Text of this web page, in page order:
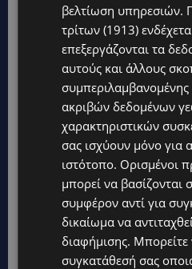
UPDATES
ΑΛΕΞΙΑ ΠΟΤΑΜΙΤΟΥ: Από την
κοινωνική προσφορά –
Κοινωνικής Πρόνοιας στον ΔΗΣΥ
UPDATES
44ο ΦΕΣΤΙΒΑΛ ΛΕΥΚΑΡΩΝ: «Ο
– Η ξεχωριστή τιμή που
UPDATES
ΜΑΚΑΡΙΟΣ ΔΡΟΥΣΙΩΤΗΣ: Ζητά τη
δικαστικά έξοδα-Τι λέει ο
ΝΙΚΟΣ ΚΑΖΑΝΤΖΑΚΗΣ: Γιατί το
βελτίωση υπηρεσιών.
τρίτων (1913)
επεξεργάζονται τα
αυτούς και άλλους
ακριβών δεδομένων
χαρακτηριστικών
σας ισχύουν μόνο για
ιστότοπο. Ορισμένοι
μπορεί να βασίζονται
συμφέρον αντί για
δικαίωμα να
διαφήμισης. Μπορείτε
συγκατάθεσή σας